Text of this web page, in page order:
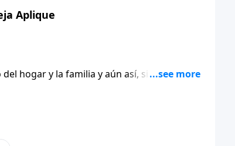
usted puede proveer esta respuesta.
Aplique
hogar y la familia y aún así, si no
a cada familia unida. Obviamente esta
la familia; es una virtud que debe ser
«pegamento» esencial que debe ser